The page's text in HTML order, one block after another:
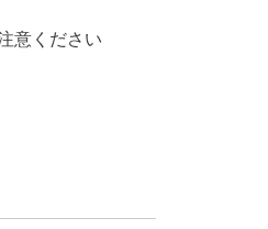
意ください